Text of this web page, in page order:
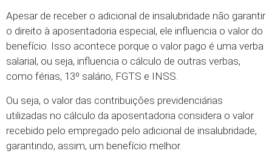
Apesar de receber o adicional de insalubridade não garantir
o direito à aposentadoria especial, ele influencia o valor do
benefício. Isso acontece porque o valor pago é uma verba
salarial, ou seja, influencia o cálculo de outras verbas,
como férias, 13º salário, FGTS e INSS.
Ou seja, o valor das contribuições previdenciárias
utilizadas no cálculo da aposentadoria considera o valor
recebido pelo empregado pelo adicional de insalubridade,
garantindo, assim, um benefício melhor.